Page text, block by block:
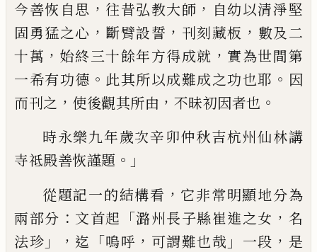
今善恢自思 ， 往昔弘教大師 ， 自幼以清淨堅
固勇猛之心 ， 斷臂設誓 ， 刊刻藏板 ， 數及二
十萬 ， 始終三十餘年方得成就 ， 實為世間第
一希有功德 。 此其所以成難成之功也耶 。 因
而刊之 ， 使後觀其所由 ， 不昧初因者也 。
時永樂九年歲次辛卯仲秋吉杭州仙林講
寺祗殿善恢謹題 。」
從題記一的結構看 ， 它非常明顯地分為
兩部分 ： 文首起 「潞州長子縣崔進之女 ， 名
法珍 」， 迄 「嗚呼 ， 可謂難也哉 」 一段 ， 是